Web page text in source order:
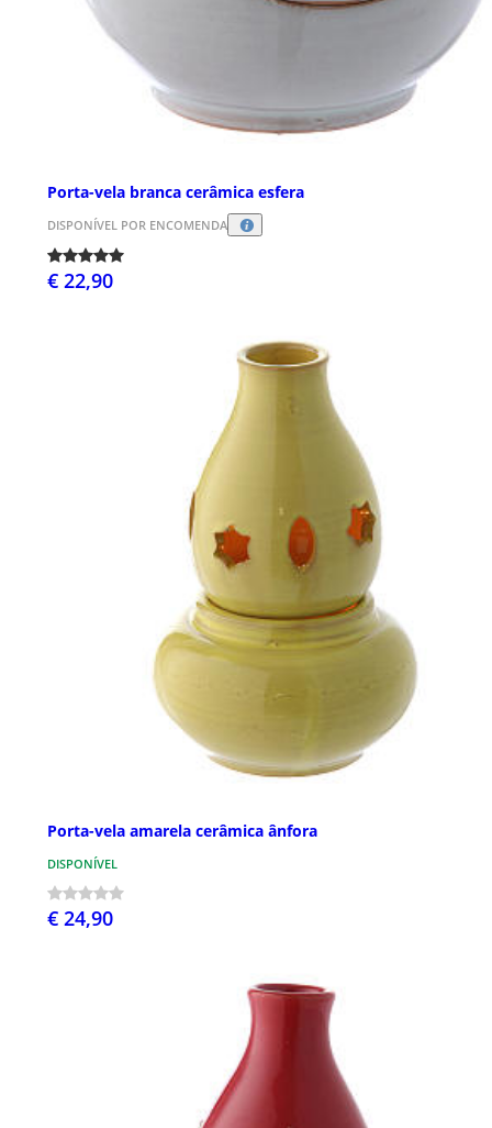
Porta-vela branca cerâmica esfera
DISPONÍVEL POR ENCOMENDA
€ 22,90
Porta-vela amarela cerâmica ânfora
DISPONÍVEL
€ 24,90